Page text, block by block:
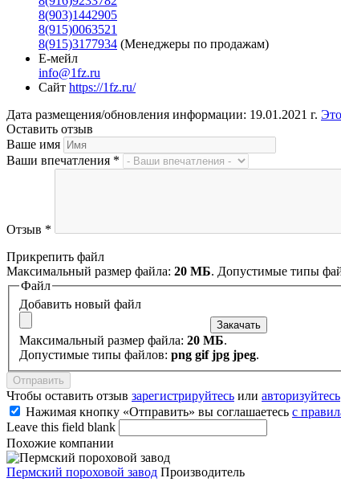
8(903)1442905
8(915)0063521
8(915)3177934 (Менеджеры по продажам)
Е-мейл
info@1fz.ru
Сайт https://1fz.ru/
Дата размещения/обновления информации: 19.01.2021 г.
Оставить отзыв
Ваше имя
Ваши впечатления *
Отзыв *
Прикрепить файл
Максимальный размер файла: 20 МБ. Допустимые типы
Файл
Добавить новый файл
Максимальный размер файла: 20 МБ.
Допустимые типы файлов: png gif jpg jpeg.
Чтобы оставить отзыв зарегистрируйтесь или авторизуйтесь
Нажимая кнопку «Отправить» вы соглашаетесь с
Leave this field blank
Похожие компании
Пермский пороховой завод Производитель